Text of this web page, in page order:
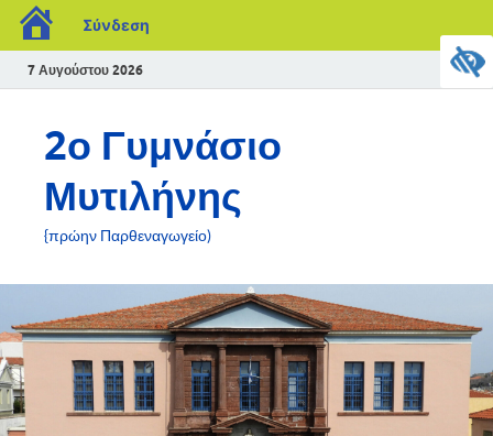
Σύνδεση
7 Αυγούστου 2026
2ο Γυμνάσιο
Μυτιλήνης
{πρώην Παρθεναγωγείο)